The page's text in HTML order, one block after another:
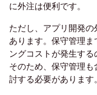
に外注は便利です。
ただし、アプリ開発
あります。保守管理
ングコストが発生する
そのため、保守管理
討する必要があります。